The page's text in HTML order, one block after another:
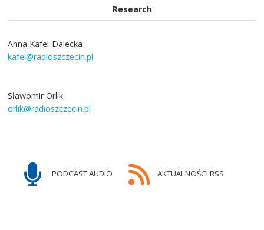
Research
Anna Kafel-Dalecka
kafel@radioszczecin.pl
Sławomir Orlik
orlik@radioszczecin.pl
PODCAST AUDIO AKTUALNOŚCI RSS